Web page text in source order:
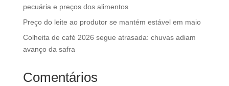
pecuária e preços dos alimentos
Preço do leite ao produtor se mantém estável em maio
Colheita de café 2026 segue atrasada: chuvas adiam
avanço da safra
Comentários